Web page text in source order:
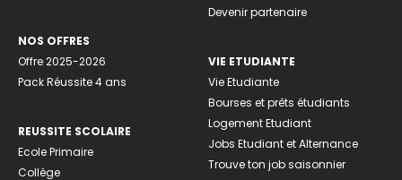
NOS OFFRES
Offre 2025-2026
Pack Réussite 4 ans
REUSSITE SCOLAIRE
Ecole Primaire
Collège
Devenir partenaire
VIE ETUDIANTE
Vie Etudiante
Bourses et prêts étudiants
Logement Etudiant
Jobs Etudiant et Alternance
Trouve ton job saisonnier